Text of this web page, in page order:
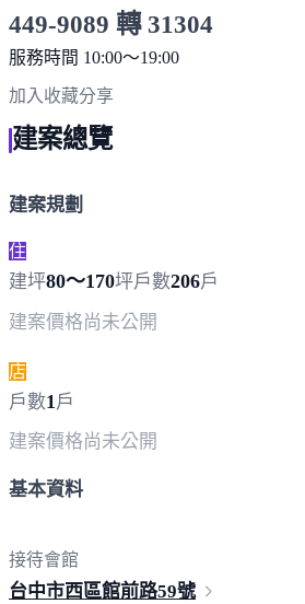
449-9089 轉 31304
服務時間 10:00～19:00
點擊上方掃描 QR Code 可快速撥打
加入收藏分享
建案總覽
建案規劃
住
建坪80～170坪戶數206戶
建案價格尚未公開
店
戶數1 戶
建案價格尚未公開
基本資料
接待會館
台中市西區館前路59號